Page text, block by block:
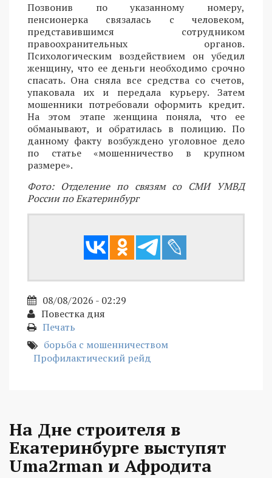
Позвонив по указанному номеру,
пенсионерка связалась с человеком,
представившимся сотрудником
правоохранительных органов.
Психологическим воздействием он убедил
женщину, что ее деньги необходимо срочно
спасать. Она сняла все средства со счетов,
упаковала их и передала курьеру. Затем
мошенники потребовали оформить кредит.
На этом этапе женщина поняла, что ее
обманывают, и обратилась в полицию. По
данному факту возбуждено уголовное дело
по статье «мошенничество в крупном
размере».
Фото: Отделение по связям со СМИ УМВД
России по Екатеринбург
08/08/2026 - 02:29
Повестка дня
Печать
борьба с мошенничеством
Профилактический рейд
На Дне строителя в
Екатеринбурге выступят
Uma2rman и Афродита